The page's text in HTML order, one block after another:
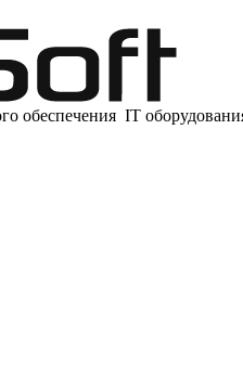
обеспечения IT